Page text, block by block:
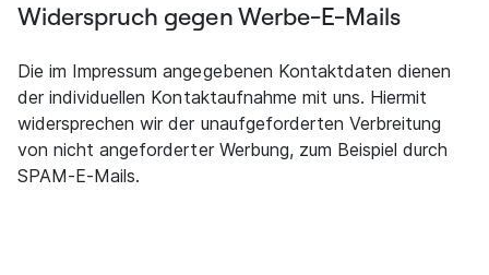
Widerspruch gegen Werbe-E-Mails
Die im Impressum angegebenen Kontaktdaten dienen
der individuellen Kontaktaufnahme mit uns. Hiermit
widersprechen wir der unaufgeforderten Verbreitung
von nicht angeforderter Werbung, zum Beispiel durch
SPAM-E-Mails.